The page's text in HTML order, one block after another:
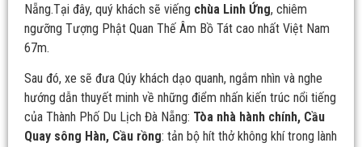
Nẵng.Tại đây, quý khách sẽ viếng chùa Linh Ứng, chiêm
ngưỡng Tượng Phật Quan Thế Âm Bồ Tát cao nhất Việt Nam
67m.
Sau đó, xe sẽ đưa Qúy khách dạo quanh, ngắm nhìn và nghe
hướng dẫn thuyết minh về những điểm nhấn kiến trúc nổi tiếng
của Thành Phố Du Lịch Đà Nẵng: Tòa nhà hành chính, Cầu
Quay sông Hàn, Cầu rồng: tản bộ hít thở không khí trong lành